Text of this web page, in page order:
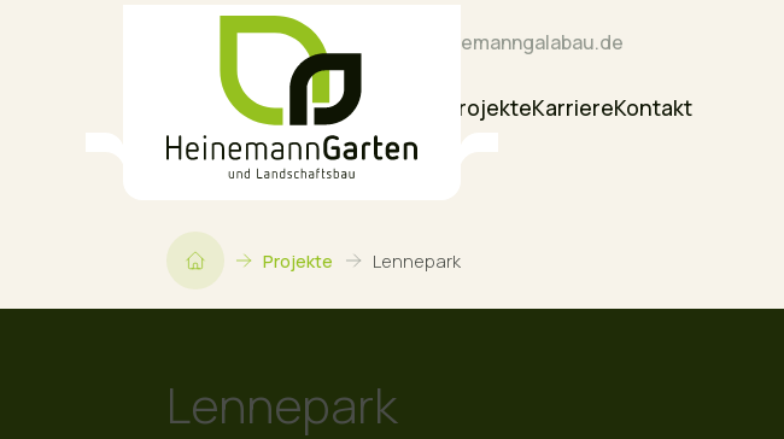
02723 97410 info@heinemanngalabau.de
Über unsLeistungen ProjekteKarriereKontakt
Projekte Lennepark
Lennepark